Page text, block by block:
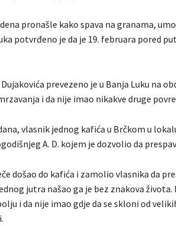
pronašle kako spava na granama,
potvrđeno je da je 19. februara pored
prevezeno je u Banja Luku na
i da nije imao nikakve druge
vlasnik jednog kafića u Brčkom u
A. D. kojem je dozvolio da
došao do kafića i zamolio vlasnika da
jutra našao ga je bez znakova života.
i da nije imao gdje da se skloni od